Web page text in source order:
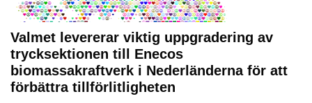
Valmet levererar viktig uppgradering av
trycksektionen till Enecos
biomassakraftverk i Nederländerna för att
förbättra tillförlitligheten